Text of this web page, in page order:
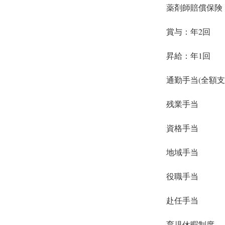
薬剤師賠償保険
賞与：年2回
昇給：年1回
通勤手当(全額
残業手当
資格手当
地域手当
役職手当
赴任手当